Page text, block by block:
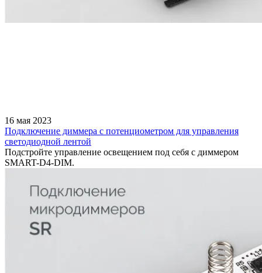
16 мая 2023
Подключение диммера с потенциометром для управления
светодиодной лентой
Подстройте управление освещением под себя с диммером
SMART-D4-DIM.